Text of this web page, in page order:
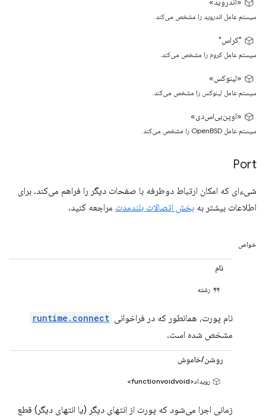
سیستم عامل اندروید را مشخص می‌کند.
"کراس"
سیستم عامل کروم را مشخص می‌کند.
«لینوکس»
سیستم عامل لینوکس را مشخص می‌کند.
«اوپن‌بی‌اس‌دی»
سیستم عامل OpenBSD را مشخص می‌کند.
Port
شیء‌ای که امکان ارتباط دوطرفه با صفحات دیگر را فراهم می‌کند. برای
اطلاعات بیشتر به بخش اتصالات بلندمدت مراجعه کنید.
خواص
نام
رشته
نام پورت، همانطور که در فراخوانی runtime.connect
مشخص شده است.
روشن/خاموش
رویداد<functionvoidvoid>
زمانی اجرا می‌شود که پورت از انتهای دیگر (یا انتهای دیگر) قطع